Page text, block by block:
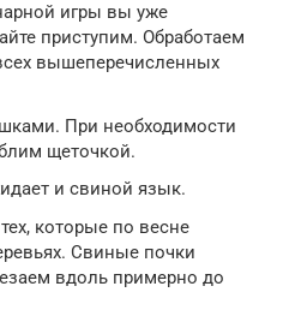
игры вы уже
приступим. Обработаем
вышеперечисленных
При необходимости
щеточкой.
и свиной язык.
которые по весне
Свиные почки
вдоль примерно до